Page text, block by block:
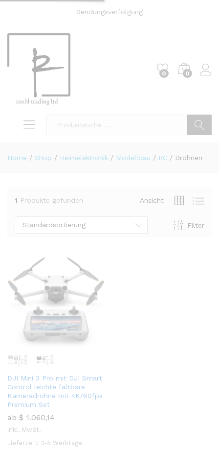
Sendungsverfolgung
0 0
Home / Shop / Heimelektronik / Modellbau / RC / Drohnen
1 Produkte gefunden Ansicht
Filter
Standardsortierung
DJI Mini 3 Pro mit DJI Smart
Control leichte faltbare
Kameradrohne mit 4K/60fps
Premium Set
ab $ 1.060,14
inkl. MwSt.
Lieferzeit: 3-5 Werktage